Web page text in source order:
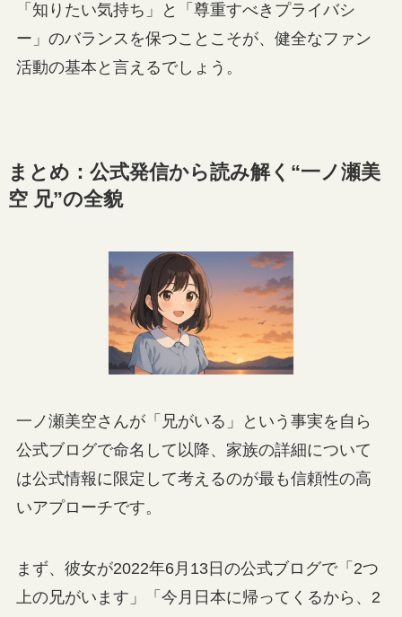
「知りたい気持ち」と「尊重すべきプライバシ
ー」のバランスを保つことこそが、健全なファン
活動の基本と言えるでしょう。
まとめ：公式発信から読み解く“一ノ瀬美
空 兄”の全貌
一ノ瀬美空さんが「兄がいる」という事実を自ら
公式ブログで命名して以降、家族の詳細について
は公式情報に限定して考えるのが最も信頼性の高
いアプローチです。
まず、彼女が2022年6月13日の公式ブログで「2つ
上の兄がいます」「今月日本に帰ってくるから、2